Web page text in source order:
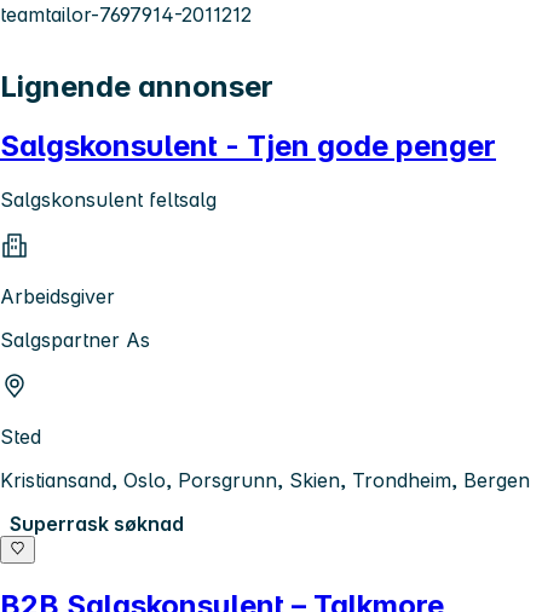
teamtailor-7697914-2011212
Lignende annonser
Salgskonsulent - Tjen gode penger
Salgskonsulent feltsalg
Arbeidsgiver
Salgspartner As
Sted
Kristiansand, Oslo, Porsgrunn, Skien, Trondheim, Bergen
Superrask søknad
B2B Salgskonsulent – Talkmore